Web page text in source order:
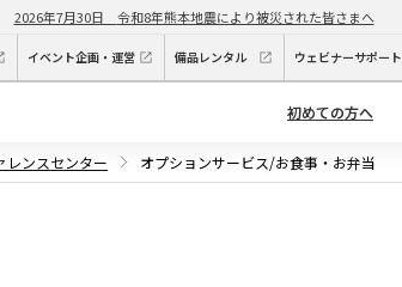
2026年7月30日 令和8年熊本地震により被災された皆さまへ
イベント企画・運営 備品レンタル ウェビナーサポート
初めての方へ
レンスセンター オプションサービス/お食事・お弁当